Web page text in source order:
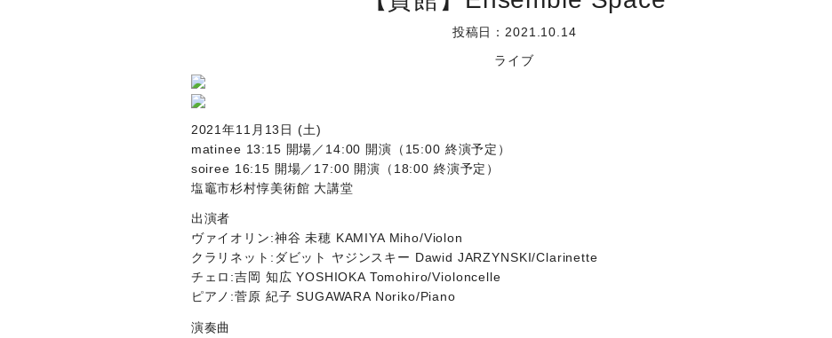
投稿日：2021.10.14
ライブ
2021年11月13日 (土)
matinee 13:15 開場／14:00 開演（15:00 終演予定）
soiree 16:15 開場／17:00 開演（18:00 終演予定）
塩竈市杉村惇美術館 大講堂
出演者
ヴァイオリン:神谷 未穂 KAMIYA Miho/Violon
クラリネット:ダビット ヤジンスキー Dawid JARZYNSKI/Clarinette
チェロ:吉岡 知広 YOSHIOKA Tomohiro/Violoncelle
ピアノ:菅原 紀子 SUGAWARA Noriko/Piano
演奏曲